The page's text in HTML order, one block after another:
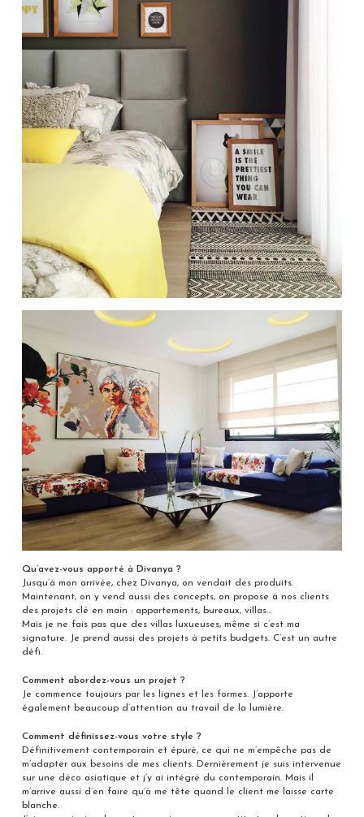
Qu’avez-vous apporté à Divanya ?
Jusqu’à mon arrivée, chez Divanya, on vendait des produits.
Maintenant, on y vend aussi des concepts, on propose à nos clients
des projets clé en main : appartements, bureaux, villas…
Mais je ne fais pas que des villas luxueuses, même si c’est ma
signature. Je prend aussi des projets à petits budgets. C’est un autre
défi.
Comment abordez-vous un projet ?
Je commence toujours par les lignes et les formes. J’apporte
également beaucoup d’attention au travail de la lumière.
Comment définissez-vous votre style ?
Définitivement contemporain et épuré, ce qui ne m’empêche pas de
m’adapter aux besoins de mes clients. Dernièrement je suis intervenue
sur une déco asiatique et j’y ai intégré du contemporain. Mais il
m’arrive aussi d’en faire qu’à me tête quand le client me laisse carte
blanche.